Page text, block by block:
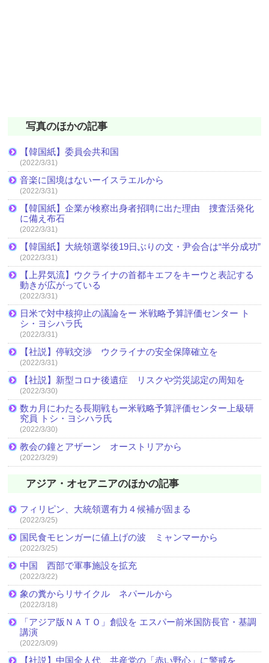
写真のほかの記事
【韓国紙】委員会共和国
(2022/3/31)
音楽に国境はないーイスラエルから
(2022/3/31)
【韓国紙】企業が検察出身者招聘に出た理由 捜査活発化
に備え布石
(2022/3/31)
【韓国紙】大統領選挙後19日ぶりの文・尹会合は“半分成功”
(2022/3/31)
【上昇気流】ウクライナの首都キエフをキーウと表記する
動きが広がっている
(2022/3/31)
日米で対中核抑止の議論をー 米戦略予算評価センター ト
シ・ヨシハラ氏
(2022/3/31)
【社説】停戦交渉 ウクライナの安全保障確立を
(2022/3/31)
【社説】新型コロナ後遺症 リスクや労災認定の周知を
(2022/3/30)
数カ月にわたる長期戦もー米戦略予算評価センター上級研
究員 トシ・ヨシハラ氏
(2022/3/30)
教会の鐘とアザーン オーストリアから
(2022/3/29)
アジア・オセアニアのほかの記事
フィリピン、大統領選有力４候補が固まる
(2022/3/25)
国民食モヒンガーに値上げの波 ミャンマーから
(2022/3/25)
中国 西部で軍事施設を拡充
(2022/3/22)
象の糞からリサイクル ネパールから
(2022/3/18)
「アジア版ＮＡＴＯ」創設を エスパー前米国防長官・基調
講演
(2022/3/09)
【社説】中国全人代 共産党の「赤い野心」に警戒を